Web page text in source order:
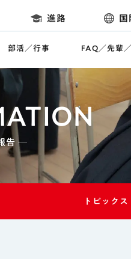
進路
部活／行事 FAQ／先輩
告 ─
トピックス